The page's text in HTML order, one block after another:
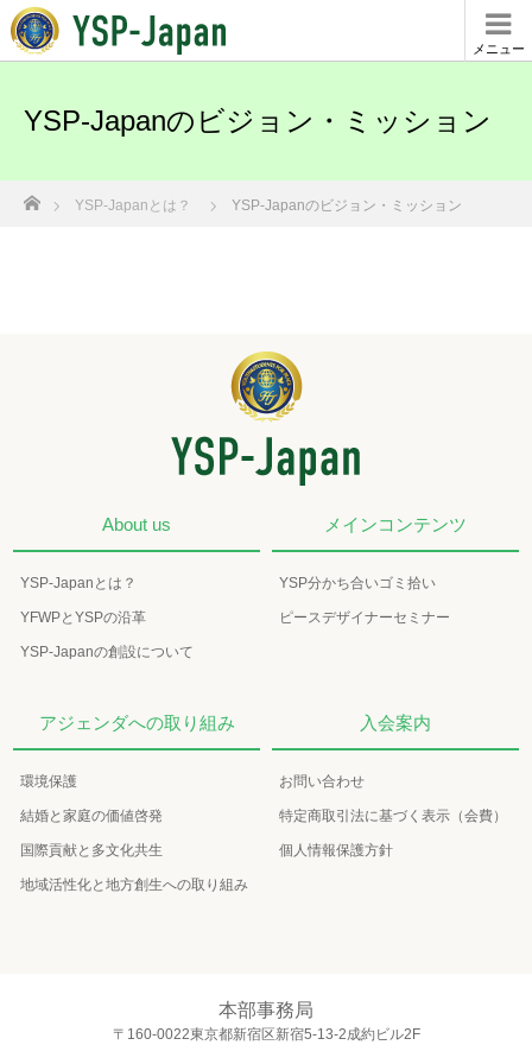
メニュー
YSP-Japanのビジョン・ミッション
ホーム
YSP-Japanとは？ YSP-Japanのビジョン・ミッション
About us
YSP-Japanとは？
YFWPとYSPの沿革
YSP-Japanの創設について
メインコンテンツ
YSP分かち合いゴミ拾い
ピースデザイナーセミナー
アジェンダへの取り組み
環境保護
結婚と家庭の価値啓発
国際貢献と多文化共生
地域活性化と地方創生への取り組み
入会案内
お問い合わせ
特定商取引法に基づく表示（会費）
個人情報保護方針
本部事務局
〒160-0022東京都新宿区新宿5-13-2成約ビル2F